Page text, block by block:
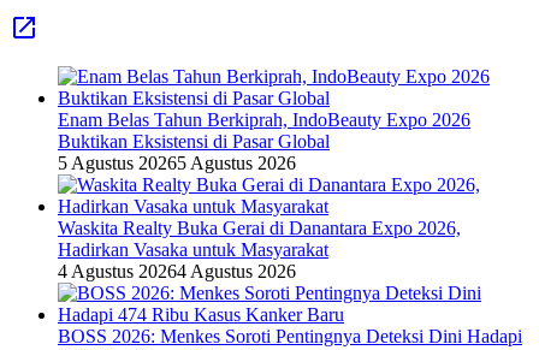
Enam Belas Tahun Berkiprah, IndoBeauty Expo 2026
Buktikan Eksistensi di Pasar Global
5 Agustus 20265 Agustus 2026
Waskita Realty Buka Gerai di Danantara Expo 2026,
Hadirkan Vasaka untuk Masyarakat
4 Agustus 20264 Agustus 2026
BOSS 2026: Menkes Soroti Pentingnya Deteksi Dini Hadapi